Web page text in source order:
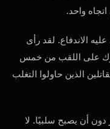
واحد.
الاندفاع. لقد رأى
على اللقب من خمس
الذين حاولوا التغلب
أن يصبح سلبيًا. لا